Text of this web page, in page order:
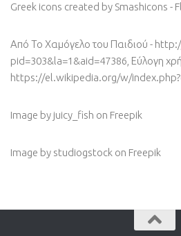
Greek icons created by Smashicons -
Από Το Χαμόγελο του Παιδιού -
pid=303&la=1&aid=47386, Εύλογη
https://el.wikipedia.org/w/
Image by juicy_fish on Freepik
Image by studiogstock on Freepik